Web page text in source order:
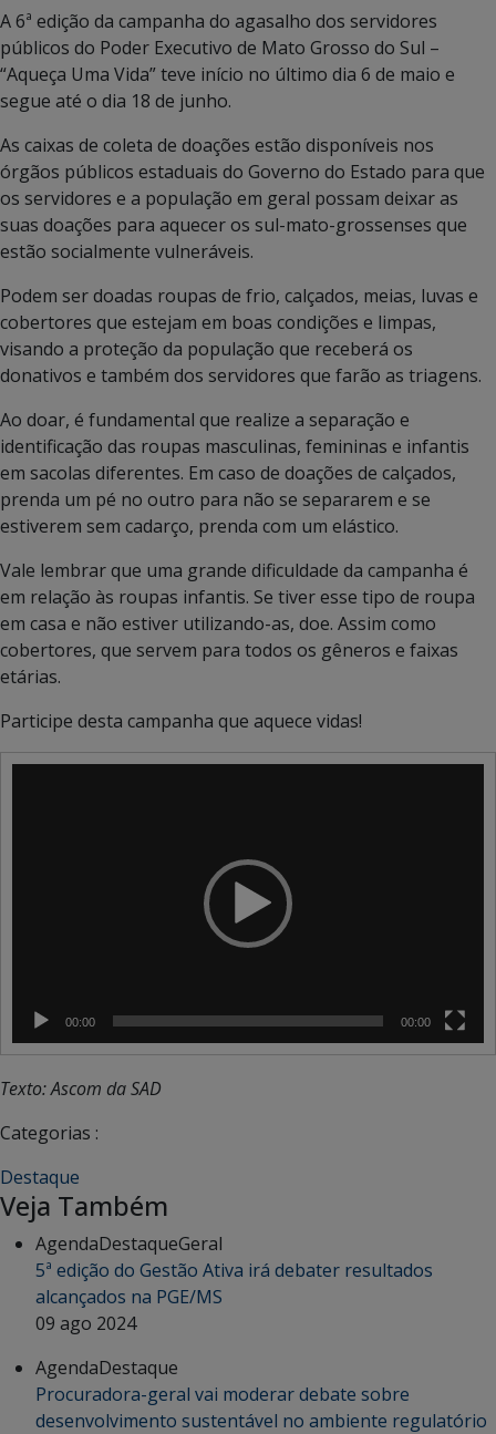
A 6ª edição da campanha do agasalho dos servidores
públicos do Poder Executivo de Mato Grosso do Sul –
“Aqueça Uma Vida” teve início no último dia 6 de maio e
segue até o dia 18 de junho.
As caixas de coleta de doações estão disponíveis nos
órgãos públicos estaduais do Governo do Estado para que
os servidores e a população em geral possam deixar as
suas doações para aquecer os sul-mato-grossenses que
estão socialmente vulneráveis.
Podem ser doadas roupas de frio, calçados, meias, luvas e
cobertores que estejam em boas condições e limpas,
visando a proteção da população que receberá os
donativos e também dos servidores que farão as triagens.
Ao doar, é fundamental que realize a separação e
identificação das roupas masculinas, femininas e infantis
em sacolas diferentes. Em caso de doações de calçados,
prenda um pé no outro para não se separarem e se
estiverem sem cadarço, prenda com um elástico.
Vale lembrar que uma grande dificuldade da campanha é
em relação às roupas infantis. Se tiver esse tipo de roupa
em casa e não estiver utilizando-as, doe. Assim como
cobertores, que servem para todos os gêneros e faixas
etárias.
Participe desta campanha que aquece vidas!
00:00 00:00
Texto: Ascom da SAD
Categorias :
Destaque
Veja Também
AgendaDestaqueGeral
5ª edição do Gestão Ativa irá debater resultados
alcançados na PGE/MS
09 ago 2024
AgendaDestaque
Procuradora-geral vai moderar debate sobre
desenvolvimento sustentável no ambiente regulatório